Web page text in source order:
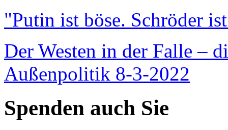
"Putin ist böse. Schröder
Der Westen in der Falle –
Außenpolitik 8-3-2022
Spenden auch Sie